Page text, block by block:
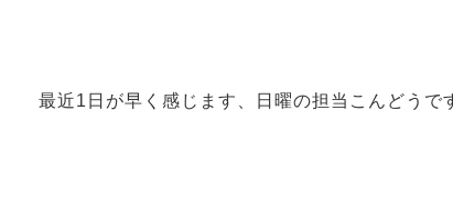
最近1日が早く感じます、日曜の担当こんどうで